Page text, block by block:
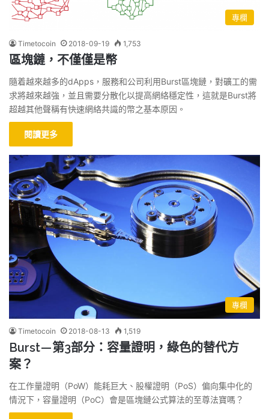
專欄
Timetocoin 2018-09-19 1,753
區塊鏈，不僅僅是幣
隨着越來越多的dApps，服務和公司利用Burst區塊鏈，對礦工的需
求將越來越強，並且需要分散化以提高網絡穩定性，這就是Burst將
超越其他聲稱有快速網絡共識的幣之基本原因。
閱讀更多
專欄
Timetocoin 2018-08-13 1,519
Burst — 第3部分：容量證明，綠色的替代方
案？
在工作量證明（PoW）能耗巨大、股權證明（PoS）偏向集中化的
情況下，容量證明（PoC）會是區塊鏈公式算法的至尊法寶嗎？